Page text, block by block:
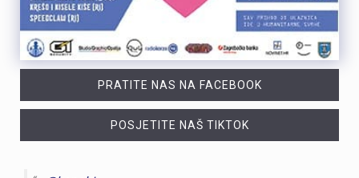
PRATITE NAS NA FACEBOOK
POSJETITE NAŠ TIKTOK